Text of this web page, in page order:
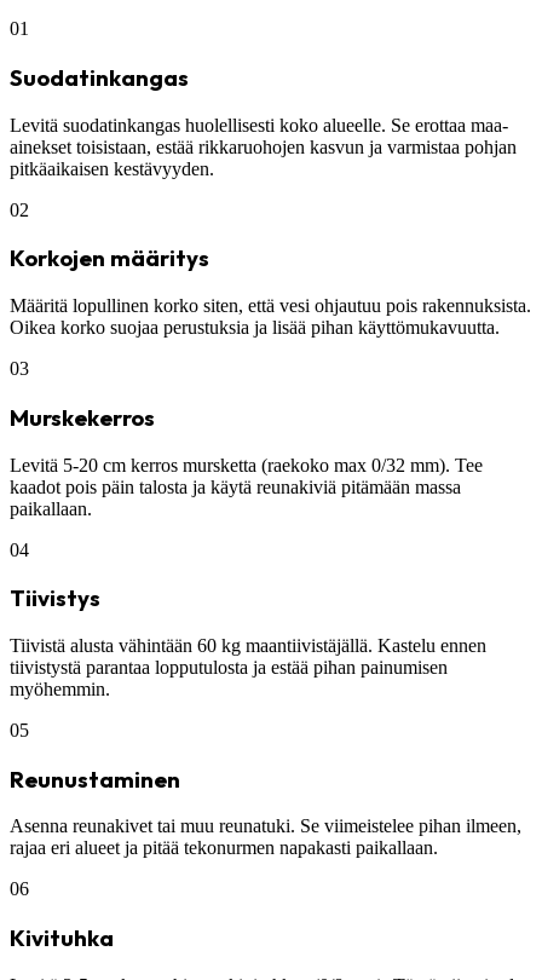
01
Suodatinkangas
Levitä suodatinkangas huolellisesti koko alueelle. Se erottaa maa-
ainekset toisistaan, estää rikkaruohojen kasvun ja varmistaa pohjan
pitkäaikaisen kestävyyden.
02
Korkojen määritys
Määritä lopullinen korko siten, että vesi ohjautuu pois rakennuksista.
Oikea korko suojaa perustuksia ja lisää pihan käyttömukavuutta.
03
Murskekerros
Levitä 5-20 cm kerros mursketta (raekoko max 0/32 mm). Tee
kaadot pois päin talosta ja käytä reunakiviä pitämään massa
paikallaan.
04
Tiivistys
Tiivistä alusta vähintään 60 kg maantiivistäjällä. Kastelu ennen
tiivistystä parantaa lopputulosta ja estää pihan painumisen
myöhemmin.
05
Reunustaminen
Asenna reunakivet tai muu reunatuki. Se viimeistelee pihan ilmeen,
rajaa eri alueet ja pitää tekonurmen napakasti paikallaan.
06
Kivituhka